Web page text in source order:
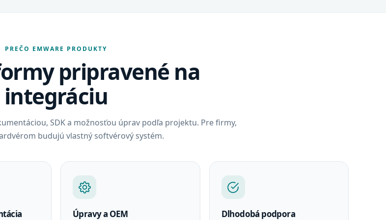
PREČO EMWARE PRODUKTY
pripravené na
integráciu
SDK a možnosťou úprav podľa projektu. Pre firmy,
budujú vlastný softvérový systém.
Úpravy a OEM Dlhodobá podpora